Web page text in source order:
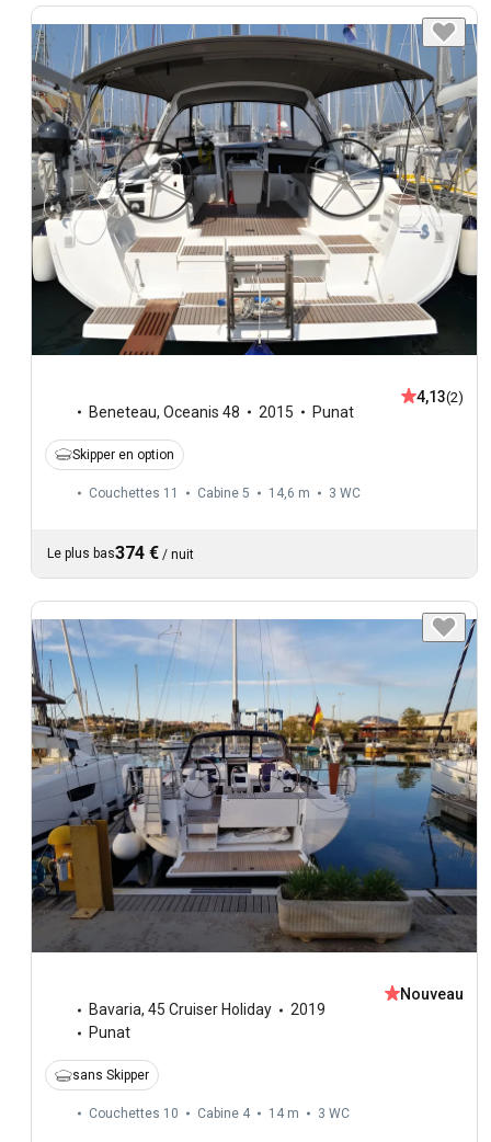
Beneteau, Oceanis 48 2015 Punat
4,13(2)
Skipper en option
Couchettes 11 Cabine 5 14,6 m 3 WC
Le plus bas374 € / nuit
Bavaria, 45 Cruiser Holiday
2019
Punat
Nouveau
sans Skipper
Couchettes 10 Cabine 4 14 m 3 WC